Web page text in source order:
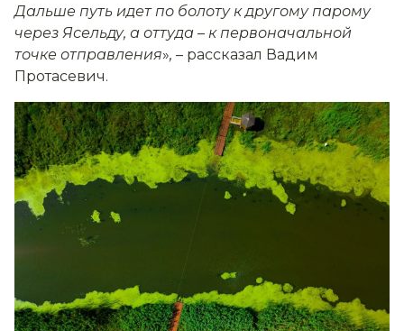
Дальше путь идет по болоту к другому парому
через Ясельду, а оттуда – к первоначальной
точке отправления», – рассказал Вадим
Протасевич.